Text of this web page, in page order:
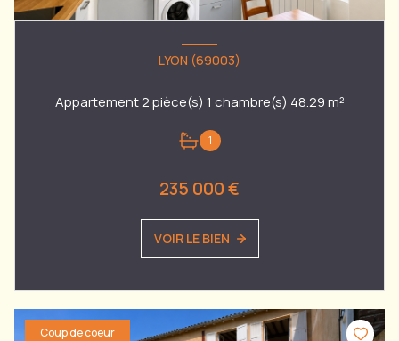
LYON (69003)
Appartement 2 pièce(s) 1 chambre(s) 48.29 m²
1
235 000 €
VOIR LE BIEN
Coup de coeur